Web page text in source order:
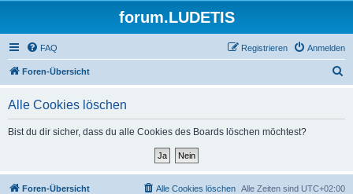
forum.LUDETIS
FAQ Anmelden
Registrieren
Foren-Übersicht
Alle Cookies löschen
Bist du dir sicher, dass du alle Cookies des Boards löschen möchtest?
Foren-Übersicht Alle Zeiten sind UTC+02:00
Alle Cookies löschen